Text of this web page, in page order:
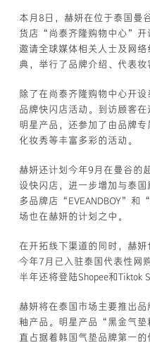
本月8日，赫妍在位于泰国曼
货店“尚泰齐隆购物中心”开
邀请全球媒体相关人士及网
典，举行了品牌介绍、代表妆
除了在尚泰齐隆购物中心开
品牌快闪店活动。到访顾客
明星产品，还参加了由品牌
化妆秀等丰富多彩的活动。
赫妍还计划今年9月在曼谷
设快闪店，进一步增加与泰
多品牌店“EVEANDBOY”和
场也在赫妍的计划之中。
在开拓线下渠道的同时，赫妍
今年7月已入驻泰国代表性网
半年还将登陆Shopee和Tiktok
赫妍将在泰国市场主要推出
釉产品。明星产品“黑金气
直占据着韩国气垫品牌第一